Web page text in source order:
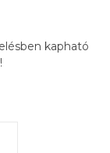
kapható